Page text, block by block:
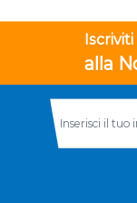
Iscriviti
alla